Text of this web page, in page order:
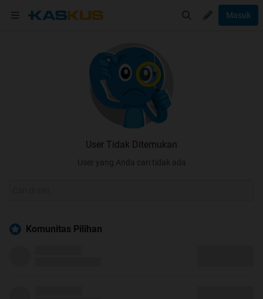
Masuk
User Tidak Ditemukan
User yang Anda cari tidak ada
Komunitas Pilihan